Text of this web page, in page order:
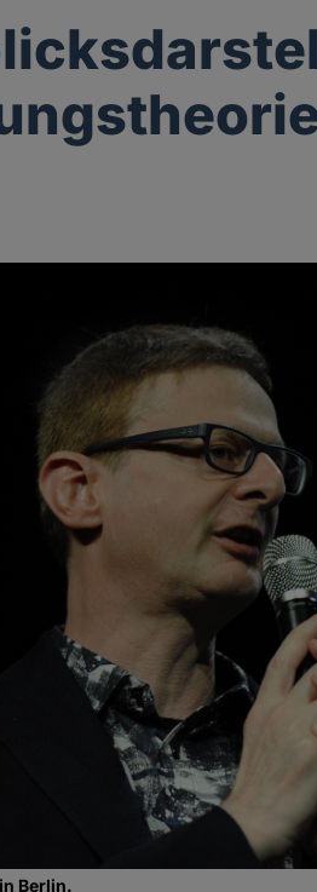
Berlin.